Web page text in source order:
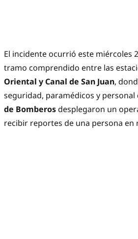
El incidente ocurrió este miércoles
tramo comprendido entre las
Oriental y Canal de San Juan,
seguridad, paramédicos y personal
de Bomberosdesplegaron un
recibir reportes de una persona en